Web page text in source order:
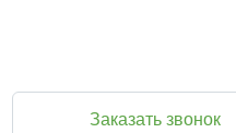
Заказать звонок